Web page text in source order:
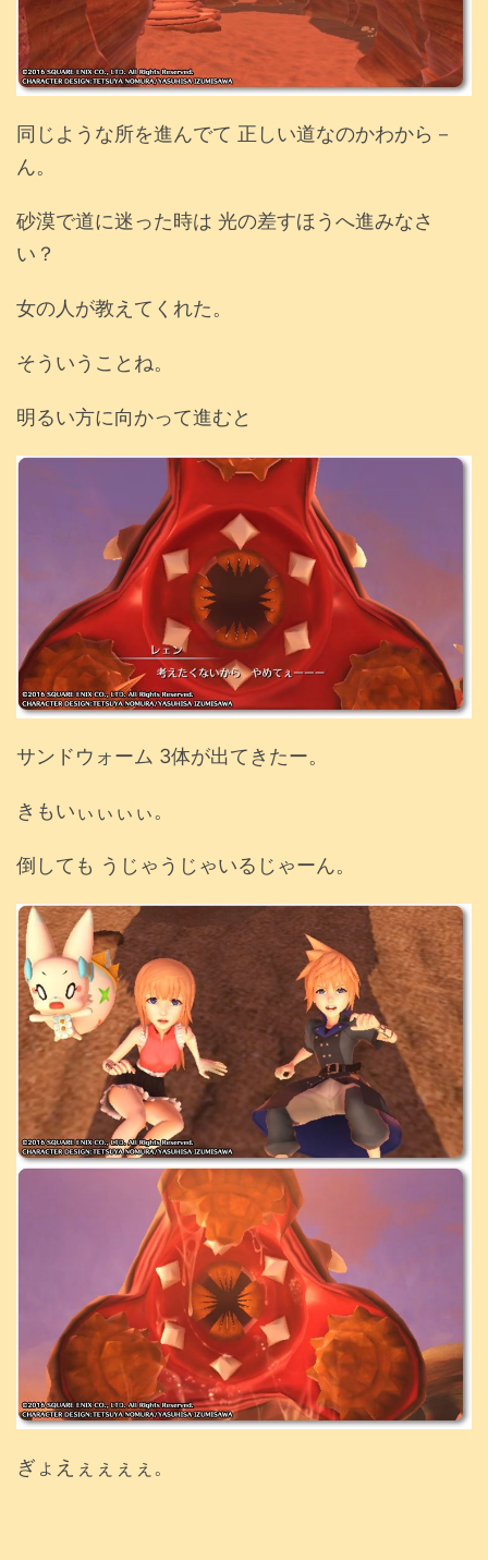
同じような所を進んでて 正しい道なのかわから－
ん。
砂漠で道に迷った時は 光の差すほうへ進みなさ
い？
女の人が教えてくれた。
そういうことね。
明るい方に向かって進むと
サンドウォーム 3体が出てきたー。
きもいぃぃぃぃ。
倒しても うじゃうじゃいるじゃーん。
ぎょえぇぇぇぇ。